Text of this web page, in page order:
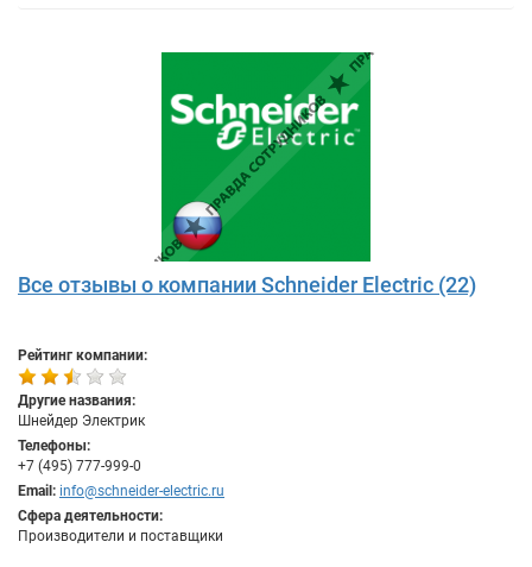
Все отзывы о компании Schneider Electric (22)
Рейтинг компании:
Другие названия:
Шнейдер Электрик
Телефоны:
+7 (495) 777-999-0
Email: info@schneider-electric.ru
Сфера деятельности:
Производители и поставщики